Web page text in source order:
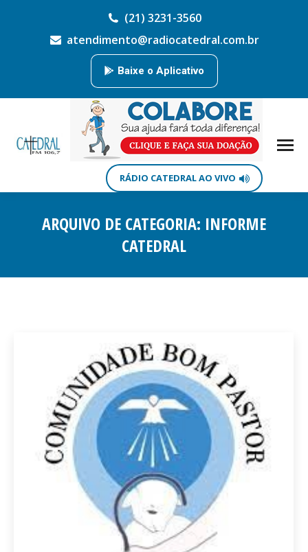
(21) 3231-3560
atendimento@radiocatedral.com.br
Baixe o Aplicativo
RÁDIO CATEDRAL AO VIVO
ARQUIVO DE CATEGORIA: INFORME
CATEDRAL